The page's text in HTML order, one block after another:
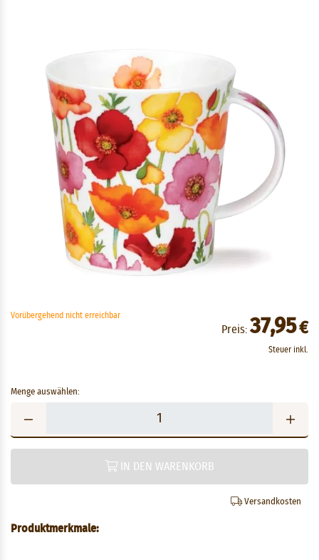
Vorübergehend nicht erreichbar
Preis: 37,95€
Steuer inkl.
Menge auswählen:
IN DEN WARENKORB
Versandkosten
Produktmerkmale: